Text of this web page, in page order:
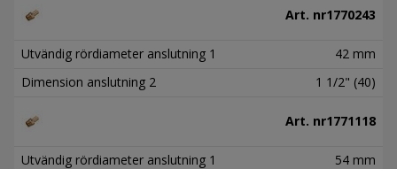
Art. nr1770243
Utvändig rördiameter anslutning 1
42 mm
Dimension anslutning 2
1 1/2" (40)
Art. nr1771118
Utvändig rördiameter anslutning 1
54 mm